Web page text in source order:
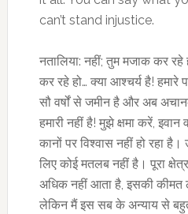
can’t stand injustice.
नतालिया: नहीं; तुम मजाक कर रहे
कर रहे हो… क्या आश्चर्य है! हमारे
सौ वर्षों से जमीन है और अब
हमारी नहीं है! मुझे क्षमा करें,
कानों पर विश्वास नहीं हो रहा
लिए कोई मतलब नहीं है। पूरा
अधिक नहीं आता है, इसकी
लेकिन मैं इस सब के अन्याय से